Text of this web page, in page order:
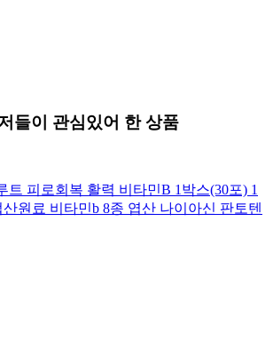
들이 관심있어 한 상품
트 피로회복 활력 비타민B 1박스(30포) 1
원료 비타민b 8종 엽산 나이아신 판토텐